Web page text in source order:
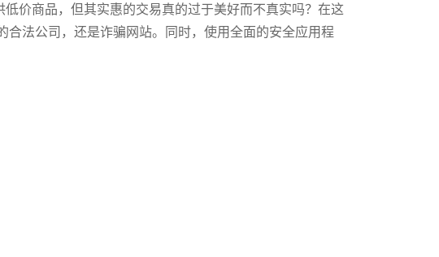
价商品，但其实惠的交易真的过于美好而不真实吗？在这
合法公司，还是诈骗网站。同时，使用全面的安全应用程